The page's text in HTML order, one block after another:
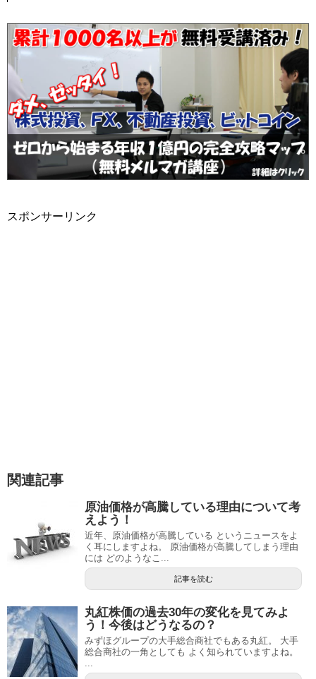
スポンサーリンク
関連記事
原油価格が高騰している理由について考
えよう！
近年、原油価格が高騰している というニュースをよ
く耳にしますよね。 原油価格が高騰してしまう理由
には どのようなこ...
記事を読む
丸紅株価の過去30年の変化を見てみよ
う！今後はどうなるの？
みずほグループの大手総合商社でもある丸紅。 大手
総合商社の一角としても よく知られていますよね。
...